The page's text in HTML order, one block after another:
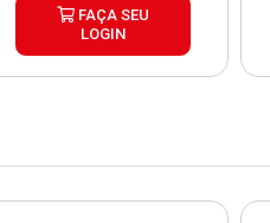
FAÇA SEU
LOGIN